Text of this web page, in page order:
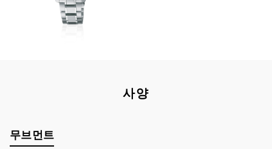
사양
무브먼트